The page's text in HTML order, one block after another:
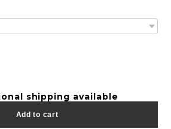
shipping available
Add to cart